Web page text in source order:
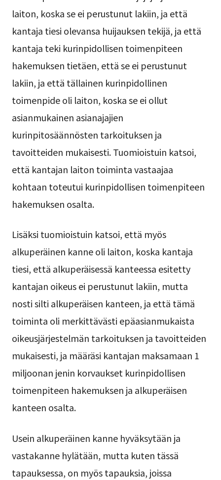
laiton, koska se ei perustunut lakiin, ja että
kantaja tiesi olevansa huijauksen tekijä, ja että
kantaja teki kurinpidollisen toimenpiteen
hakemuksen tietäen, että se ei perustunut
lakiin, ja että tällainen kurinpidollinen
toimenpide oli laiton, koska se ei ollut
asianmukainen asianajajien
kurinpitosäännösten tarkoituksen ja
tavoitteiden mukaisesti. Tuomioistuin katsoi,
että kantajan laiton toiminta vastaajaa
kohtaan toteutui kurinpidollisen toimenpiteen
hakemuksen osalta.
Lisäksi tuomioistuin katsoi, että myös
alkuperäinen kanne oli laiton, koska kantaja
tiesi, että alkuperäisessä kanteessa esitetty
kantajan oikeus ei perustunut lakiin, mutta
nosti silti alkuperäisen kanteen, ja että tämä
toiminta oli merkittävästi epäasianmukaista
oikeusjärjestelmän tarkoituksen ja tavoitteiden
mukaisesti, ja määräsi kantajan maksamaan 1
miljoonan jenin korvaukset kurinpidollisen
toimenpiteen hakemuksen ja alkuperäisen
kanteen osalta.
Usein alkuperäinen kanne hyväksytään ja
vastakanne hylätään, mutta kuten tässä
tapauksessa, on myös tapauksia, joissa